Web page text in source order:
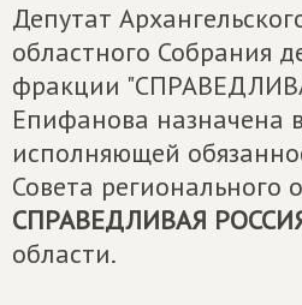
Депутат
областного Собрания
фракции
Епифанова назначена
исполняющей
Совета регионального
СПРАВЕДЛИВАЯ
области.